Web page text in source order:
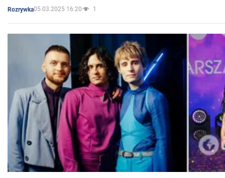
Rozrywka05.03.2025 16:20 1